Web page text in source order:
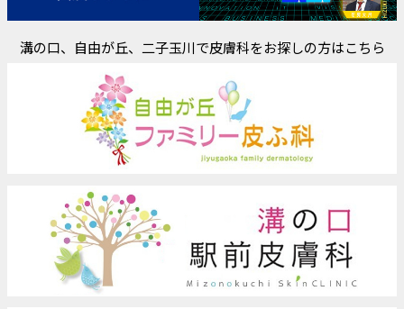
溝の口、自由が丘、二子玉川で皮膚科をお探しの方はこちら